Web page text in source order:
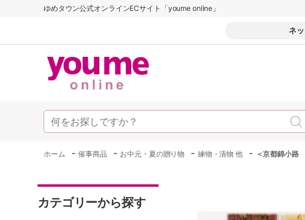
ゆめタウン公式オンラインECサイト「youme online」
ネ
ホーム -催事商品 - お中元・夏の贈り物 - 練物・漬物 他 - ＜京都錦小路
カテゴリーから探す